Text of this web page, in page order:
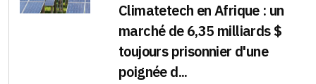
Climatetech en Afrique : un
marché de 6,35 milliards $
toujours prisonnier d'une
poignée d...